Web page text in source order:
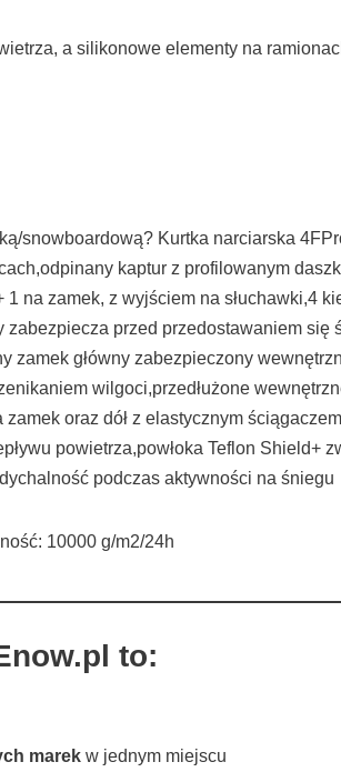
a silikonowe elementy na
snowboardową? Kurtka narciarska
kaptur z profilowanym
na zamek, z wyjściem na słuchawki,4
przed przedostawaniem
główny zabezpieczony
wilgoci,przedłużone
oraz dół z elastycznym
powietrza,powłoka Teflon Shield+
podczas aktywności na śniegu
10000 g/m2/24h
to:
marekw jednym miejscu